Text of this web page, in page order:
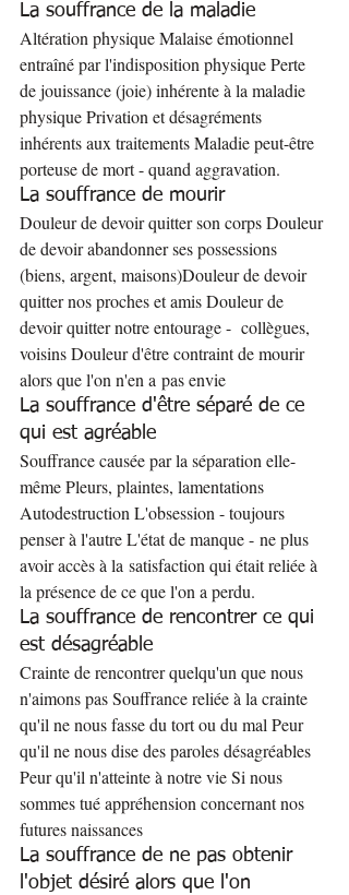
La souffrance de la maladie
Altération physique Malaise émotionnel
entraîné par l'indisposition physique Perte
de jouissance (joie) inhérente à la maladie
physique Privation et désagréments
inhérents aux traitements Maladie peut-être
porteuse de mort - quand aggravation.
La souffrance de mourir
Douleur de devoir quitter son corps Douleur
de devoir abandonner ses possessions
(biens, argent, maisons)Douleur de devoir
quitter nos proches et amis Douleur de
devoir quitter notre entourage -  collègues,
voisins Douleur d'être contraint de mourir
alors que l'on n'en a pas envie
La souffrance d'être séparé de ce
qui est agréable
Souffrance causée par la séparation elle-
même Pleurs, plaintes, lamentations
Autodestruction L'obsession - toujours
penser à l'autre L'état de manque - ne plus
avoir accès à la satisfaction qui était reliée à
la présence de ce que l'on a perdu.
La souffrance de rencontrer ce qui
est désagréable
Crainte de rencontrer quelqu'un que nous
n'aimons pas Souffrance reliée à la crainte
qu'il ne nous fasse du tort ou du mal Peur
qu'il ne nous dise des paroles désagréables
Peur qu'il n'atteinte à notre vie Si nous
sommes tué appréhension concernant nos
futures naissances
La souffrance de ne pas obtenir
l'objet désiré alors que l'on